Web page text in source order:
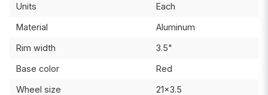
Units Each
Material Aluminum
Rim width 3.5"
Base color Red
Wheel size 21x3.5